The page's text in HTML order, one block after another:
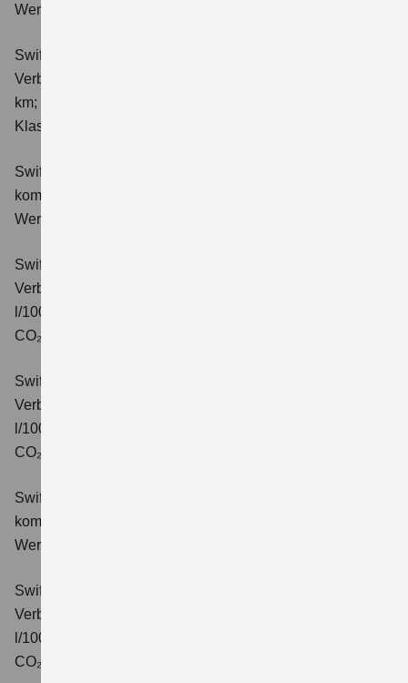
Wert der CO₂-Emission: 98 g/km; CO₂-Klasse: C.
Swift 1.2 DUALJET HYBRID ALLGRIP Club
Verbrauchswerte: kombinierter Energieverbrauch 4,9 l/100
km; kombinierter Wert der CO₂-Emission: 111 g/km; CO₂-
Klasse: C.
Swift 1.2 DUALJET HYBRID Comfort
kombinierter Energieverbrauch 4,4 l/100km; kombinierter
Wert der CO₂-Emission: 99 g/km; CO₂-Klasse: C.
Swift 1.2 DUALJET HYBRID CVT Comfort
Verbrauchswerte: kombinierter Energieverbrauch 4,7
l/100km; kombinierter Wert der CO₂-Emission: 106 g/km;
CO₂-Klasse: C.
Swift 1.2 DUALJET HYBRID ALLGRIP Comfort
Verbrauchswerte: kombinierter Energieverbrauch 4,9
l/100km; kombinierter Wert der CO₂-Emission: 110 g/km;
CO₂-Klasse: C.
Swift 1.2 DUALJET HYBRID Comfort+
kombinierter Energieverbrauch 4,4 l/100km; kombinierter
Wert der CO₂-Emission: 99 g/km; CO₂-Klasse: C.
Swift 1.2 DUALJET HYBRID CVT Comfort+
Verbrauchswerte: kombinierter Energieverbrauch 4,7
l/100km; kombinierter Wert der CO₂-Emission: 106 g/km;
CO₂-Klasse: C.